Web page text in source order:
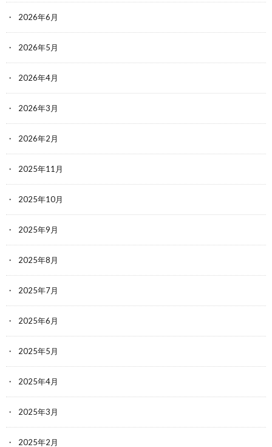
2026年6月
2026年5月
2026年4月
2026年3月
2026年2月
2025年11月
2025年10月
2025年9月
2025年8月
2025年7月
2025年6月
2025年5月
2025年4月
2025年3月
2025年2月